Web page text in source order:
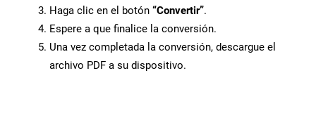
Haga clic en el botón “Convertir”.
Espere a que finalice la conversión.
Una vez completada la conversión, descargue el
archivo PDF a su dispositivo.